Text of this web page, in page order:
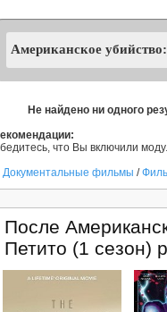
Не найдено ни одного
что Вы включили
Документальные фильмы /
После
Петито (1 сезон)